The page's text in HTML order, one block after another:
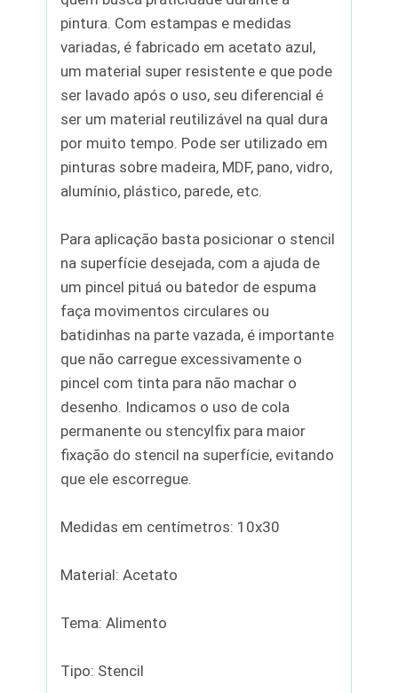
pintura. Com estampas e medidas
variadas, é fabricado em acetato azul,
um material super resistente e que pode
ser lavado após o uso, seu diferencial é
ser um material reutilizável na qual dura
por muito tempo. Pode ser utilizado em
pinturas sobre madeira, MDF, pano, vidro,
alumínio, plástico, parede, etc.
Para aplicação basta posicionar o stencil
na superfície desejada, com a ajuda de
um pincel pituá ou batedor de espuma
faça movimentos circulares ou
batidinhas na parte vazada, é importante
que não carregue excessivamente o
pincel com tinta para não machar o
desenho. Indicamos o uso de cola
permanente ou stencylfix para maior
fixação do stencil na superfície, evitando
que ele escorregue.
Medidas em centímetros: 10x30
Material: Acetato
Tema: Alimento
Tipo: Stencil